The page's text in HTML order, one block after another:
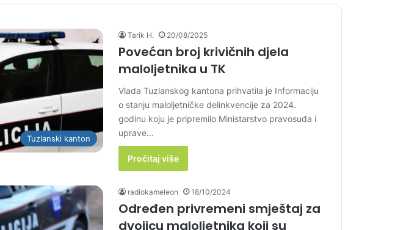
Tuzlanski kanton
Tarik H. 20/08/2025
Povećan broj krivičnih djela
maloljetnika u TK
Vlada Tuzlanskog kantona prihvatila je Informaciju
o stanju maloljetničke delinkvencije za 2024.
godinu koju je pripremilo Ministarstvo pravosuđa i
uprave…
Pročitaj više
radiokameleon 18/10/2024
Određen privremeni smještaj za
dvojicu maloljetnika koji su